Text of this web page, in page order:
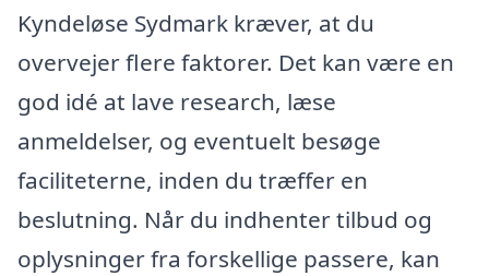
Kyndeløse Sydmark kræver, at du
overvejer flere faktorer. Det kan være en
god idé at lave research, læse
anmeldelser, og eventuelt besøge
faciliteterne, inden du træffer en
beslutning. Når du indhenter tilbud og
oplysninger fra forskellige passere, kan